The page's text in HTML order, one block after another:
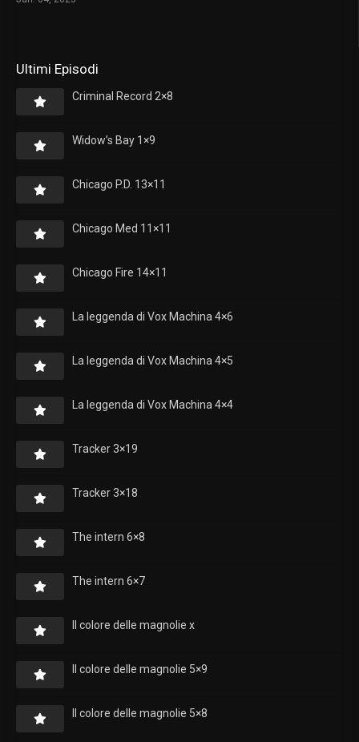
Ultimi Episodi
Criminal Record 2×8
Widow’s Bay 1×9
Chicago P.D. 13×11
Chicago Med 11×11
Chicago Fire 14×11
La leggenda di Vox Machina 4×6
La leggenda di Vox Machina 4×5
La leggenda di Vox Machina 4×4
Tracker 3×19
Tracker 3×18
The intern 6×8
The intern 6×7
Il colore delle magnolie x
Il colore delle magnolie 5×9
Il colore delle magnolie 5×8